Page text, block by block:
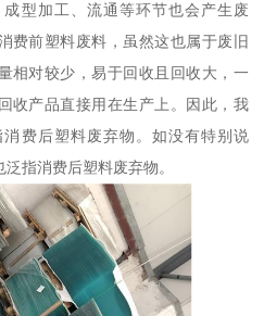
型加工、流通等环节也会产生废
费前塑料废料，虽然这也属于废旧
相对较少，易于回收且回收大，一
收产品直接用在生产上。因此，我
费后塑料废弃物。如没有特别说
指消费后塑料废弃物。